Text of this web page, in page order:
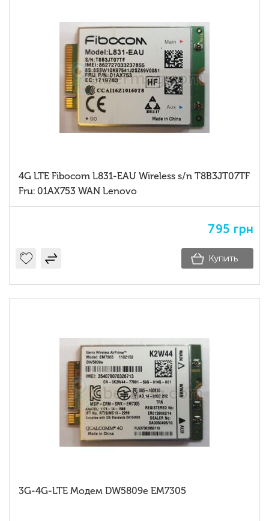
4G LTE Fibocom L831-EAU Wireless s/n T8B3JT07TF
Fru: 01AX753 WAN Lenovo
795 грн
Купить
3G-4G-LTE Модем DW5809e EM7305